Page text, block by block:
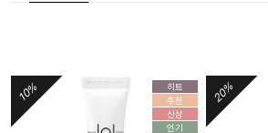
히트
추천
신상
인기
10% 20%